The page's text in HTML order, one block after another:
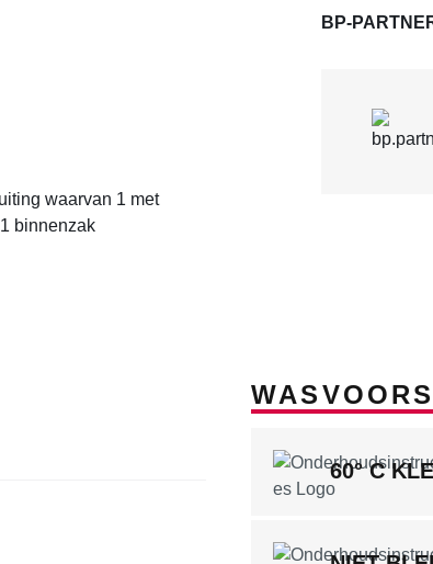
waarvan 1 met
binnenzak
BP-
60° C